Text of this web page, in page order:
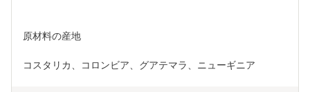
原材料の産地
コスタリカ、コロンビア、グアテマラ、ニューギニア